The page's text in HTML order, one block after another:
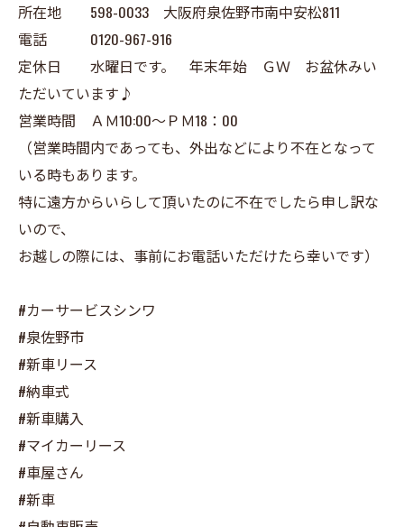
所在地 598-0033 大阪府泉佐野市南中安松811
電話 0120-967-916
定休日 水曜日です。 年末年始 ＧＷ お盆休みい
ただいています♪
営業時間 ＡＭ10:00～ＰＭ18：00
（営業時間内であっても、外出などにより不在となって
いる時もあります。
特に遠方からいらして頂いたのに不在でしたら申し訳な
いので、
お越しの際には、事前にお電話いただけたら幸いです）
#カーサービスシンワ
#泉佐野市
#新車リース
#納車式
#新車購入
#マイカーリース
#車屋さん
#新車